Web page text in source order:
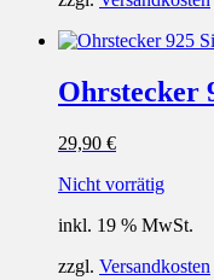
Ohrstecker
29,90 €
Nicht vorrätig
inkl. 19 % MwSt.
zzgl. Versandkosten